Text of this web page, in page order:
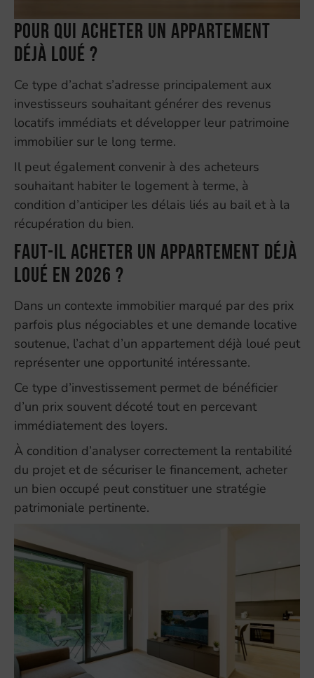
Pour qui acheter un appartement
déjà loué ?
Ce type d’achat s’adresse principalement aux
investisseurs souhaitant générer des revenus
locatifs immédiats et développer leur patrimoine
immobilier sur le long terme.
Il peut également convenir à des acheteurs
souhaitant habiter le logement à terme, à
condition d’anticiper les délais liés au bail et à la
récupération du bien.
Faut-il acheter un appartement déjà
loué en 2026 ?
Dans un contexte immobilier marqué par des prix
parfois plus négociables et une demande locative
soutenue, l’achat d’un appartement déjà loué peut
représenter une opportunité intéressante.
Ce type d’investissement permet de bénéficier
d’un prix souvent décoté tout en percevant
immédiatement des loyers.
À condition d’analyser correctement la rentabilité
du projet et de sécuriser le financement, acheter
un bien occupé peut constituer une stratégie
patrimoniale pertinente.